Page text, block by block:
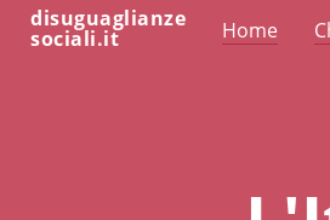
disuguaglianze
sociali.it Home